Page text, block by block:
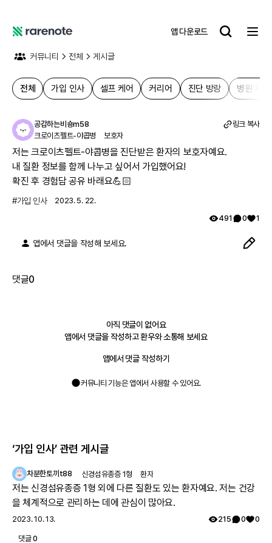
어
트
앱 다운로드
커뮤니티 전체 게시글
전체 가입 인사 셀프 케어 커리어 진단 방랑 병원 치료
공감하는비숑m58
크로이츠펠트-야콥병
보호자
링크 복사
저는 크로이츠펠트-야콥병을 진단받은 환자의 보호자예요.
내 질환 정보를 함께 나누고 싶어서 가입했어요!
확진 후 경험담 공유 바래요💪🏻
#가입 인사
2023. 5. 22.
491
0 1
앱에서 댓글을 작성해 보세요.
댓글0
아직 댓글이 없어요
앱에서 댓글을 작성하고 환우와 소통해 보세요
앱에서 댓글 작성하기
커뮤니티 기능은 앱에서 사용할 수 있어요.
‘가입 인사’ 관련 게시글
차분한토끼t88 신경섬유종증 1형 환자
저는 신경섬유종증 1형 외에 다른 질환도 있는 환자예요. 저는 건강
을 체계적으로 관리하는 데에 관심이 많아요.
2023. 10. 13. 215 0 0
댓글0